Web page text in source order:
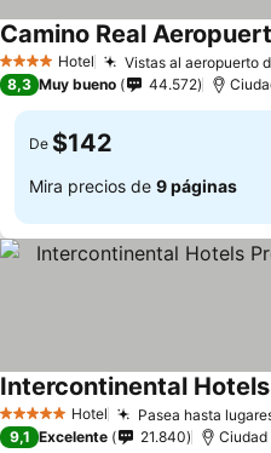
4 EstrellasHotel Vistas al aeropuerto
Camino Real
8,3 Muy bueno 44.572
De $142
Mira precios de 9 páginas
5 Estrellas Hotel Pasea hasta
9,1 Excelente 21.840 Ciudad